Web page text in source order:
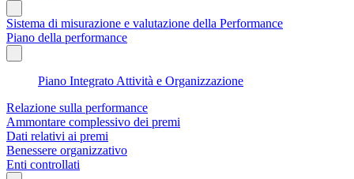
Sistema di misurazione e valutazione della Performance
Piano della performance
Piano Integrato Attività e Organizzazione
Relazione sulla performance
Ammontare complessivo dei premi
Dati relativi ai premi
Benessere organizzativo
Enti controllati